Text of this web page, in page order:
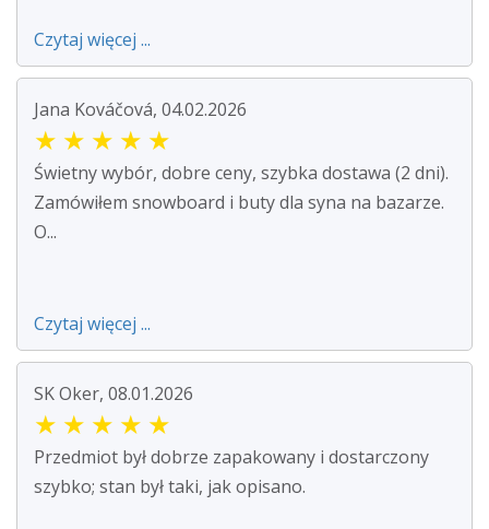
Czytaj więcej ...
Jana Kováčová, 04.02.2026
★ ★ ★ ★ ★
Świetny wybór, dobre ceny, szybka dostawa (2 dni).
Zamówiłem snowboard i buty dla syna na bazarze.
O...
Czytaj więcej ...
SK Oker, 08.01.2026
★ ★ ★ ★ ★
Przedmiot był dobrze zapakowany i dostarczony
szybko; stan był taki, jak opisano.